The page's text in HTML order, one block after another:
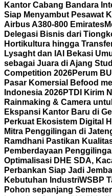
Kantor Cabang Bandara
Siap Menyambut Pesawat
Airbus A380-800 Emirates
Delegasi Bisnis dari
Hortikultura hingga
Lysaght dan IAI Bekasi
sebagai Juara di Ajang
Competition 2026Perum
Pasar Komersial Befood
Indonesia 2026PTDI Kirim
Rainmaking & Camera
Ekspansi Kantor Baru di
Perkuat Ekosistem Digital
Mitra Penggilingan di
Ramdhani Pastikan
Pemberdayaan
Optimalisasi DHE SDA,
Perbankan Siap Jadi
Kebutuhan IndustriWSBP
Pohon sepanjang